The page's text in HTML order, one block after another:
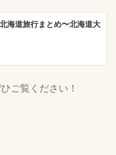
海道旅行まとめ〜北海道大
ご覧ください！